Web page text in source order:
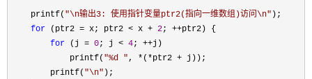
    printf(
"\n输出3: 使用指针变量ptr2(指向一维数组)访问\n" );
for (ptr2 = x; ptr2 < x + 2; ++ptr2) {
for (j = 0; j < 4; ++j)
            printf(
"%d ", *(*ptr2 + j));
        printf(
"\n" );